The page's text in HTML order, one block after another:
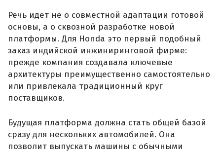
Речь идет не о совместной адаптации готовой
основы, а о сквозной разработке новой
платформы. Для Honda это первый подобный
заказ индийской инжиниринговой фирме:
прежде компания создавала ключевые
архитектуры преимущественно самостоятельно
или привлекала традиционный круг
поставщиков.
Будущая платформа должна стать общей базой
сразу для нескольких автомобилей. Она
позволит выпускать машины с обычными